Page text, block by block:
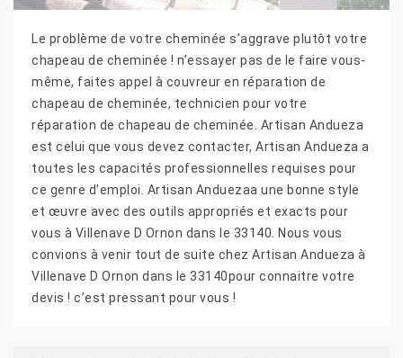
Le problème de votre cheminée s’aggrave plutôt votre
chapeau de cheminée ! n’essayer pas de le faire vous-
même, faites appel à couvreur en réparation de
chapeau de cheminée, technicien pour votre
réparation de chapeau de cheminée. Artisan Andueza
est celui que vous devez contacter, Artisan Andueza a
toutes les capacités professionnelles requises pour
ce genre d’emploi. Artisan Anduezaa une bonne style
et œuvre avec des outils appropriés et exacts pour
vous à Villenave D Ornon dans le 33140. Nous vous
convions à venir tout de suite chez Artisan Andueza à
Villenave D Ornon dans le 33140pour connaitre votre
devis ! c’est pressant pour vous !